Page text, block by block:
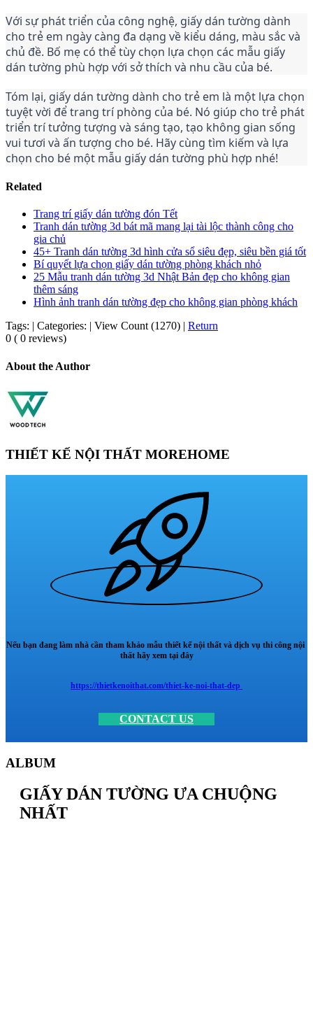
Với sự phát triển của công nghệ, giấy dán tường dành
cho trẻ em ngày càng đa dạng về kiểu dáng, màu sắc và
chủ đề. Bố mẹ có thể tùy chọn lựa chọn các mẫu giấy
dán tường phù hợp với sở thích và nhu cầu của bé.
Tóm lại, giấy dán tường dành cho trẻ em là một lựa chọn
tuyệt vời để trang trí phòng của bé. Nó giúp cho trẻ phát
triển trí tưởng tượng và sáng tạo, tạo không gian sống
vui tươi và ấn tượng cho bé. Hãy cùng tìm kiếm và lựa
chọn cho bé một mẫu giấy dán tường phù hợp nhé!
Related
Trang trí giấy dán tường đón Tết
Tranh dán tường 3d bát mã mang lại tài lộc thành công cho
gia chủ
45+ Tranh dán tường 3d hình cửa sổ siêu đẹp, siêu bền giá tốt
Bí quyết lựa chọn giấy dán tường phòng khách nhỏ
25 Mẫu tranh dán tường 3d Nhật Bản đẹp cho không gian
thêm sáng
Hình ảnh tranh dán tường đẹp cho không gian phòng khách
Tags: | Categories: | View Count (1270) | Return
0 ( 0 reviews)
About the Author
THIẾT KẾ NỘI THẤT MOREHOME
Nếu bạn đang làm nhà cần tham khảo mẫu thiết kế nội thất và dịch vụ thi công nội
thất hãy xem tại đây
https://thietkenoithat.com/thiet-ke-noi-that-dep
CONTACT US
ALBUM
GIẤY DÁN TƯỜNG ƯA CHUỘNG
NHẤT